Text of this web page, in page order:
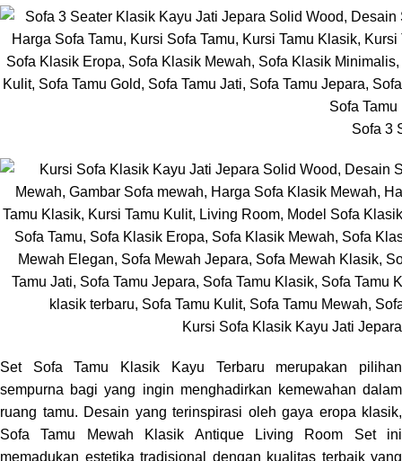
Sofa 3
Kursi Sofa Klasik Kayu Jati
Set Sofa Tamu Klasik Kayu Terbaru merupakan pilihan
sempurna bagi yang ingin menghadirkan kemewahan dalam
ruang tamu. Desain yang terinspirasi oleh gaya eropa klasik,
Sofa Tamu Mewah Klasik Antique Living Room Set ini
memadukan estetika tradisional dengan kualitas terbaik yang